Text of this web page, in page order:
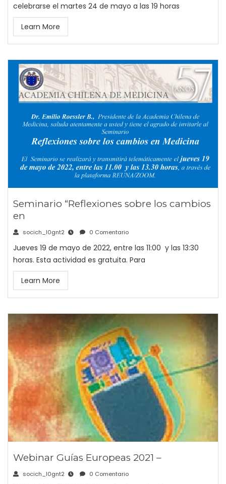
celebrarse el martes 24 de mayo a las 19 horas
Learn More
Seminario “Reflexiones sobre los cambios
en
socich_l0gnt2 0 Comentario
Jueves 19 de mayo de 2022, entre las 11:00 y las 13:30
horas. Esta actividad es gratuita. Para
Learn More
Webinar Guías Europeas 2021 –
socich_l0gnt2 0 Comentario